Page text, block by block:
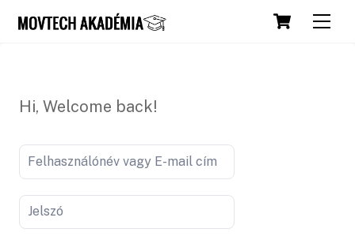
Cart
Hi, Welcome back!